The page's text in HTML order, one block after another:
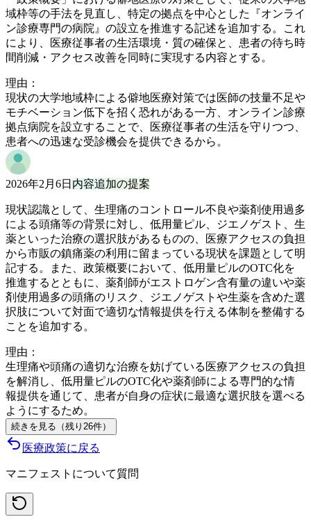
域枠等の手法を見直し、特定の拠点を中心とした『オンライ
ン診療専門の病院』の設立を推進する記述を追加する。これ
により、医療従事者の生活環境・質の確保と、患者の待ち時
間削減・アクセス改善を同時に実現する内容とする。
理由：
現状の大学地域枠による僻地医療対策では医師の技量不足や
モチベーション低下を招く恐れがある一方、オンライン診療
拠点病院を設立することで、医療従事者の生活を守りつつ、
患者への迅速な受診機会を提供できるから。
2026年2月6日 内容追加の提案
現状認識として、生理痛のコントロール不良や薬剤使用過多
による頭痛等の背景に対し、低用量ピル、ジエノゲスト、生
薬といった治療の選択肢があるものの、医療アクセスの負担
から市販の鎮痛薬の利用に留まっている現状を課題として明
記する。また、政策概要において、低用量ピルのOTC化を
推進するとともに、薬剤師がエストロゲン含有量の違いや薬
剤使用過多の頭痛のリスク、ジエノゲストや生薬を含めた選
択肢について対面で適切な情報提供を行える体制を整備する
ことを追加する。
理由：
生理痛や頭痛の適切な治療を妨げている医療アクセスの負担
を解消し、低用量ピルのOTC化や薬剤師による専門的な情
報提供を通じて、患者が自身の症状に最適な選択肢を選べる
ようにするため。
続きを見る（残り 26件）
医療政策に戻る
マニフェストについて質問